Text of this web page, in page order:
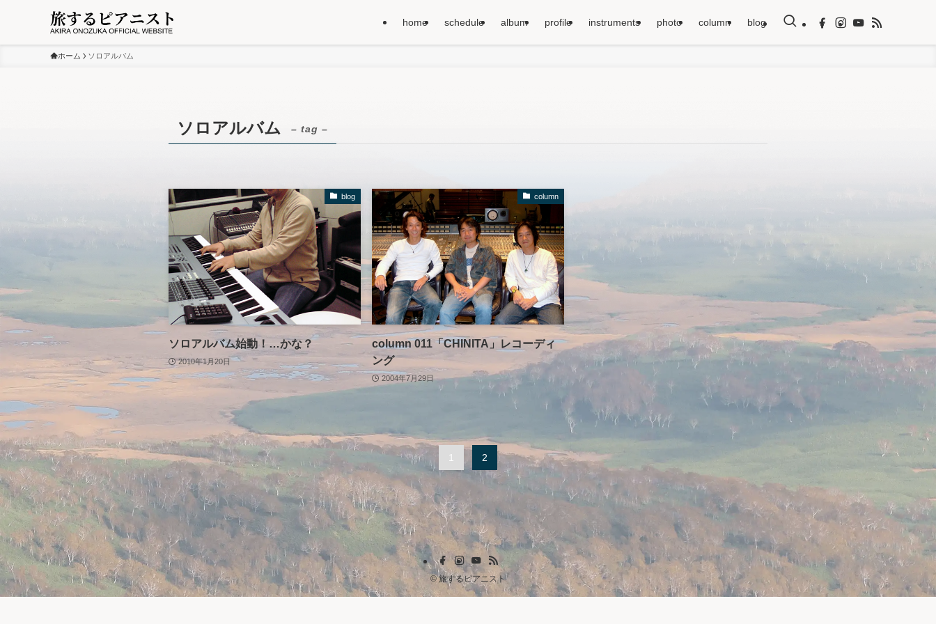
home schedule album profile instruments photo column blog
ホーム ソロアルバム
ソロアルバム – tag –
blog
ソロアルバム始動！…かな？
2010年1月20日
column
column 011「CHINITA」レコーディ
ング
2004年7月29日
1 2
©旅するピアニスト